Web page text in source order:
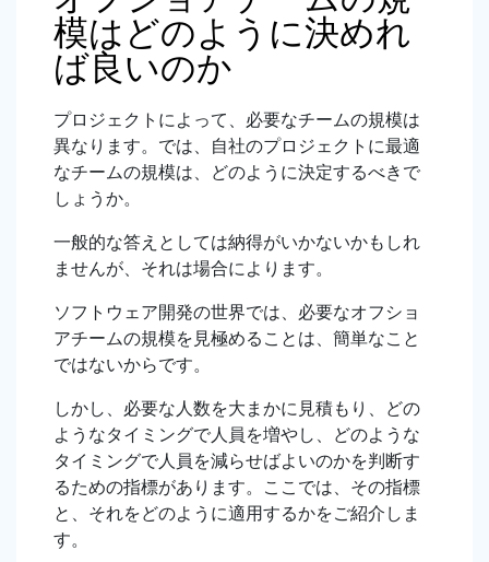
模はどのように決めれ
ば良いのか
プロジェクトによって、必要なチームの規模は
異なります。では、自社のプロジェクトに最適
なチームの規模は、どのように決定するべきで
しょうか。
一般的な答えとしては納得がいかないかもしれ
ませんが、それは場合によります。
ソフトウェア開発の世界では、必要なオフショ
アチームの規模を見極めることは、簡単なこと
ではないからです。
しかし、必要な人数を大まかに見積もり、どの
ようなタイミングで人員を増やし、どのような
タイミングで人員を減らせばよいのかを判断す
るための指標があります。ここでは、その指標
と、それをどのように適用するかをご紹介しま
す。